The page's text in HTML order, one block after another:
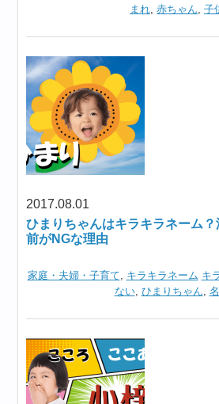
まれ, 赤ちゃん, 子
2017.08.01
ひまりちゃんはキラキラネーム
前がNGな理由
家庭・夫婦・子育て, キラキラネーム キ
ない, ひまりちゃん,